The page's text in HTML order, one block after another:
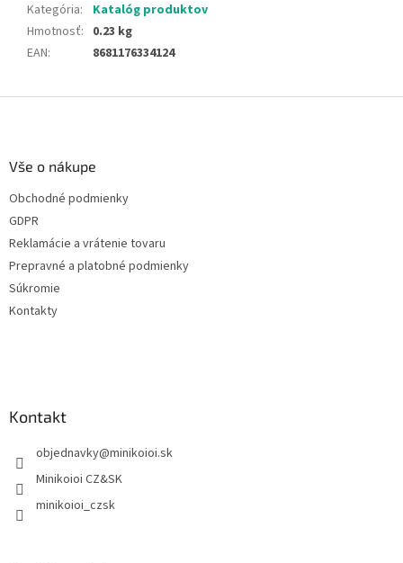
Kategória:
Katalóg produktov
Hmotnosť: 0.23 kg
EAN: 8681176334124
Vše o nákupe
Obchodné podmienky
GDPR
Reklamácie a vrátenie tovaru
Prepravné a platobné podmienky
Súkromie
Kontakty
Kontakt
objednavky@minikoioi.sk
Minikoioi CZ&SK
minikoioi_czsk